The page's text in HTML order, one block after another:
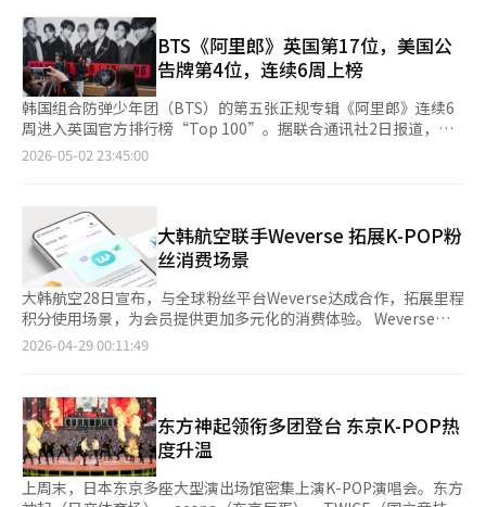
展到城市层面的消费。 然而，巡演收益的预期可能会因实际票务
销售、座位规模、汇率、周边商品销售和当地成本而有所不同。经
济效益的估算也会因直接销售和旅游溢出效应的包含程度而有很大
差异。要使BTS经济学成为与泰勒经济学相媲美的全球案例，不仅
需要演出的成功，还需要确认各城市的消费数据和长期的旅游流入
效应。 HYBE相关人士表示：“BTS的世界巡演不仅仅是一次演
出，而是粉丝与城市共同参与的全球文化事件，正在创造音乐与演
出旅游结合的新经济效益。”※ 本报道经人工智能（AI）系统翻译
二，连续六周保持在前三名。专辑整体表现也很强劲，除钟声外的
13首歌曲连续六周进入两个榜单，《阿里郎》在“公告牌200”专
辑榜中排名第五，《游泳》在“热100”单曲榜中排名第32。特别
是在美国坦帕的演出中表演的《吹笛者》重返“世界数字歌曲销
售”榜第九位，显示出演出的影响力。从与国家领导人的会面到公
告牌的长期成功，BTS在墨西哥城的演出吸引了全球的关注。BTS
将从7日起正式开始当地的演出日程，三场演出门票迅速售罄，引
发热议。※ 本报道经人工智能（AI）系统翻译与编辑。
专辑的持续受欢迎程度。专辑《阿里郎》在公告牌主榜“公告牌
200”中排名第五，连续六周保持在前列。此前，这张专辑曾是首
个连续三周登顶的韩国专辑。《SWIM》在主打单曲榜“Hot
100”中排名第32位，连续六周上榜。在其他榜单上，《阿里郎》
在“顶级专辑销售”中排名第四，“顶级流媒体专辑”第十
一，“黑胶专辑”第五。《SWIM》在“数字单曲销售”中排名第
十六，“成人当代”第十九，“流行电台播放”第十二，“成人流
行电台播放”第十四，“电台歌曲”第二十四。整体销售和电台播
演中，2017年发布的《Pied Piper》重新进入“世界数字单曲销
售”榜单第九位。防弹少年团从4月25日开始在北美进行巡演，包
括12个城市共31场演出，并在5月2日至3日于埃尔帕索的Sun
Bowl体育场吸引了约10万名观众。演出结束后，他们将于5月7日
在墨西哥城继续巡演。与此同时，旧作的热度依然不减。2020年
发布的《Dynamite》舞蹈版MV在YouTube上的观看次数已超过3
亿次，显示出防弹少年团音乐的持久魅力。※ 本报道经人工智能
（AI）系统翻译与编辑。
BTS《阿里郎》英国第17位，美国公
告牌第4位，连续6周上榜
韩国组合防弹少年团（BTS）的第五张正规专辑《阿里郎》连续6
周进入英国官方排行榜“Top 100”。据联合通讯社2日报道，
《阿里郎》在官方专辑排行榜“Top 100”中排名第17位，比上周
《SWIM》在主单曲榜“Hot 100”中下降10位，排名第22位。
《阿里郎》在主专辑榜“Billboard 200”中下降3位，排名第4
位。根据HYBE的说法，《阿里郎》是一张结合传统象征与现代感
的专辑，突显了防弹少年团的身份和普遍情感。防弹少年团于3月
在首尔光化门广场举行了第五张正规专辑发行纪念大型回归演唱
会，并正式展开活动。自4月起，组合在包括高阳市在内的多个城
市进行“BTS WORLD TOUR ARIRANG”全球巡演。
2026-05-02 23:45:00
大韩航空联手Weverse 拓展K-POP粉
丝消费场景
大韩航空28日宣布，与全球粉丝平台Weverse达成合作，拓展里程
积分使用场景，为会员提供更加多元化的消费体验。 Weverse由
Weverse Company运营，是一个集艺人与粉丝互动、独家内容及
人已入驻该平台，月活用户达1200万。 根据此次合作，大韩航
空“SKYPASS”会员可使用里程兑换Weverse平台数字货
币“Jelly”券——9个Jelly对应270里程，15个Jelly对应450里
程。会员通过大韩航空官网“里程商城”完成购买并在Weverse注
册后，即可将所得Jelly用于订阅数字会员服务或私信服务等。无论
2026-04-29 00:11:49
东方神起领衔多团登台 东京K-POP热
度升温
上周末，日本东京多座大型演出场馆密集上演K-POP演唱会。东方